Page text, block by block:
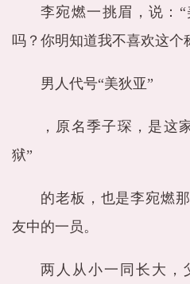
李宛燃一挑眉，说：
吗？你明知道我不喜欢这个
男人代号“美狄亚”
，原名季子琛，是这
狱”
的老板，也是李宛燃
友中的一员。
两人从小一同长大，